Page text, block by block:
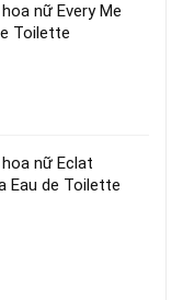
nữ Every Me
Toilette
nữ Eclat
Eau de Toilette